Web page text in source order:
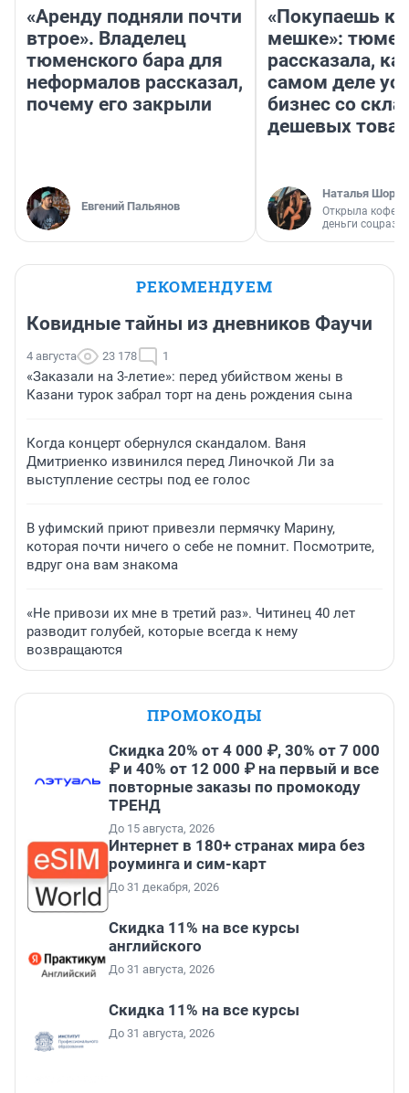
«Аренду подняли почти
втрое». Владелец
тюменского бара для
неформалов рассказал,
почему его закрыли
Евгений Пальянов
«Покупаешь
мешке»:
рассказала,
самом деле
бизнес со
дешевых
Наталья
Открыла
деньги
РЕКОМЕНДУЕМ
Ковидные тайны из дневников Фаучи
4 августа 23 178 1
«Заказали на 3-летие»: перед убийством жены в
Казани турок забрал торт на день рождения сына
Когда концерт обернулся скандалом. Ваня
Дмитриенко извинился перед Линочкой Ли за
выступление сестры под ее голос
В уфимский приют привезли пермячку Марину,
которая почти ничего о себе не помнит. Посмотрите,
вдруг она вам знакома
«Не привози их мне в третий раз». Читинец 40 лет
разводит голубей, которые всегда к нему
возвращаются
ПРОМОКОДЫ
Скидка 20% от 4 000 ₽, 30% от 7 000
₽ и 40% от 12 000 ₽ на первый и все
повторные заказы по промокоду
ТРЕНД
До 15 августа, 2026
Интернет в 180+ странах мира без
роуминга и сим-карт
До 31 декабря, 2026
Скидка 11% на все курсы
английского
До 31 августа, 2026
Скидка 11% на все курсы
До 31 августа, 2026